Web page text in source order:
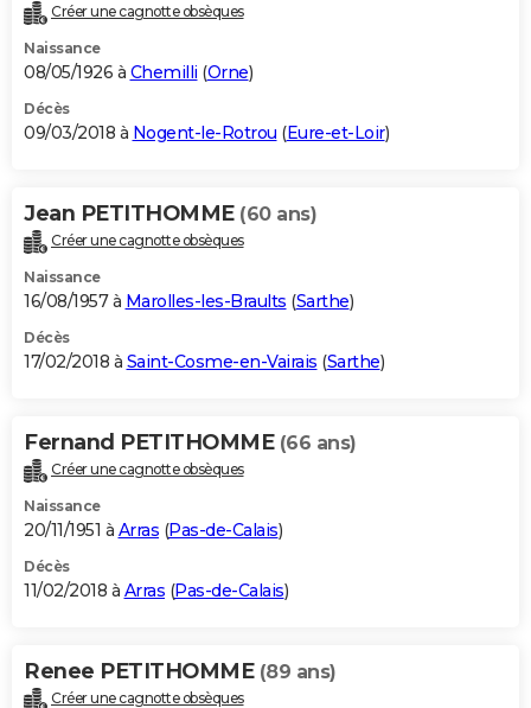
Créer une cagnotte obsèques
Naissance
08/05/1926 à Chemilli (Orne)
Décès
09/03/2018 à Nogent-le-Rotrou (Eure-et-Loir)
Jean PETITHOMME (60 ans)
Créer une cagnotte obsèques
Naissance
16/08/1957 à Marolles-les-Braults (Sarthe)
Décès
17/02/2018 à Saint-Cosme-en-Vairais (Sarthe)
Fernand PETITHOMME (66 ans)
Créer une cagnotte obsèques
Naissance
20/11/1951 à Arras (Pas-de-Calais)
Décès
11/02/2018 à Arras (Pas-de-Calais)
Renee PETITHOMME (89 ans)
Créer une cagnotte obsèques